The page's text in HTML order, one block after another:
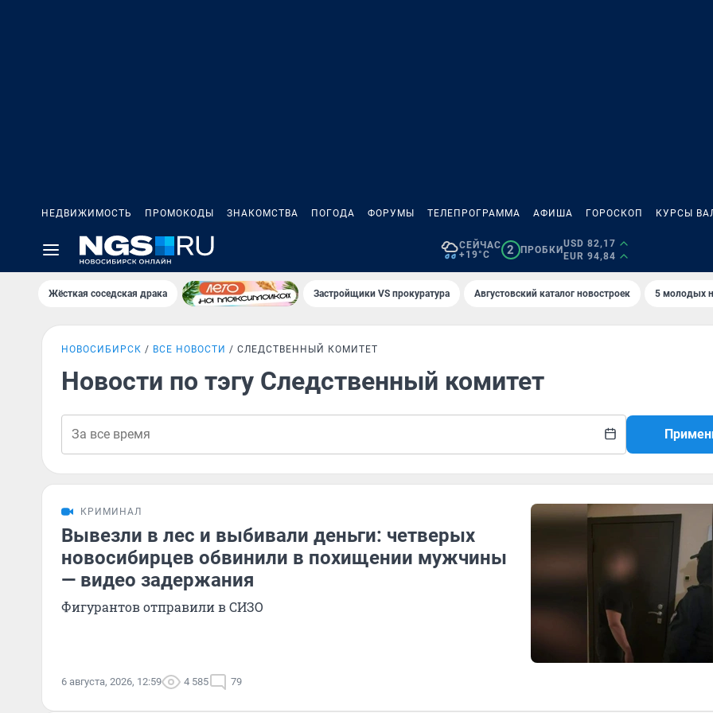
НЕДВИЖИМОСТЬ ПРОМОКОДЫ ЗНАКОМСТВА ПОГОДА ФОРУМЫ ТЕЛЕПРОГРАММА АФИША ГОРОСКОП КУРСЫ
СЕЙЧАС
+19°C
2 ПРОБКИ
USD 82,17
EUR 94,84
Жёсткая соседская драка Застройщики VS прокуратура Августовский каталог новостроек 5 молодых
НОВОСИБИРСК ВСЕ НОВОСТИ СЛЕДСТВЕННЫЙ КОМИТЕТ
Новости по тэгу Следственный комитет
КРИМИНАЛ
Вывезли в лес и выбивали деньги: четверых
новосибирцев обвинили в похищении мужчины
— видео задержания
Фигурантов отправили в СИЗО
6 августа, 2026, 12:59 4 585 79